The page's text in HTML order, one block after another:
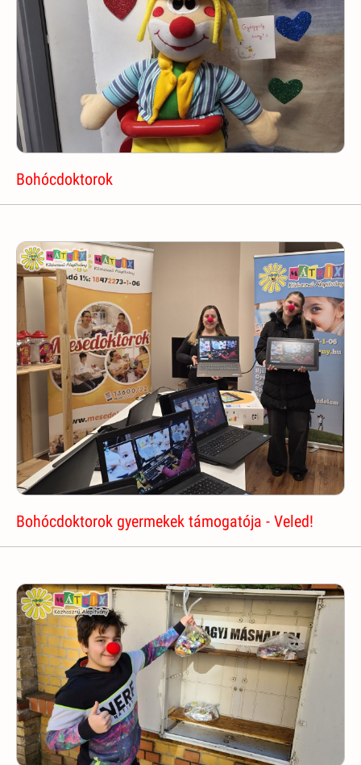
Bohócdoktorok
Bohócdoktorok gyermekek támogatója - Veled!